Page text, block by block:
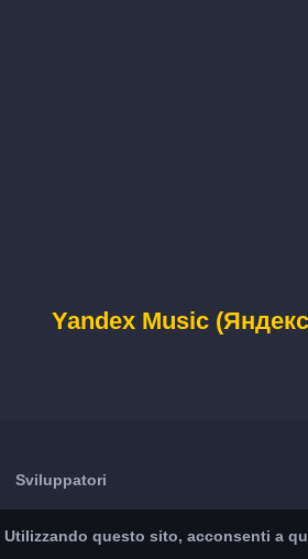
Yandex Music
Sviluppatori
questo sito, acconsenti a